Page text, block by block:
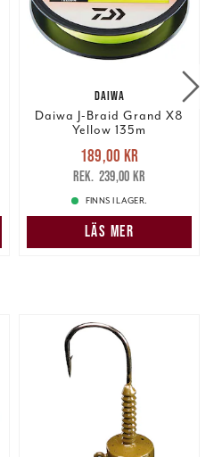
DAIWA
Daiwa J-Braid Grand X8
Yellow 135m
Nuvarande pris
189,00 krTidigare pris
239,00 kr
189,00 kr
239,00 kr
FINNS I LAGER.
LÄS MER